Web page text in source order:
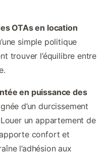
OTAs en location
simple politique
trouver l’équilibre entre
en puissance des
d’un durcissement
un appartement de
confort et
l’adhésion aux